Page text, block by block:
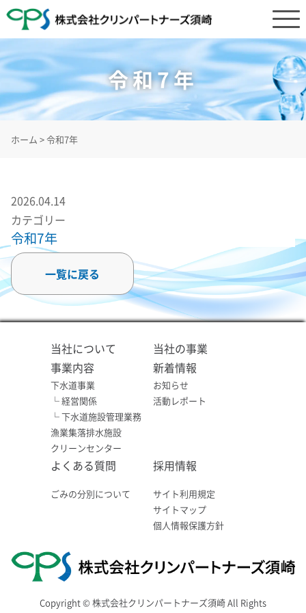
令和7年
ホーム >令和7年
2026.04.14
カテゴリー
令和7年
一覧に戻る
当社について
当社の事業
事業内容
下水道事業
└ 経営関係
└ 下水道施設管理業務
漁業集落排水施設
クリーンセンター
新着情報
お知らせ
活動レポート
よくある質問
ごみの分別について
採用情報
サイト利用規定
サイトマップ
個人情報保護方針
Copyright © 株式会社クリンパートナーズ須崎 All Rights